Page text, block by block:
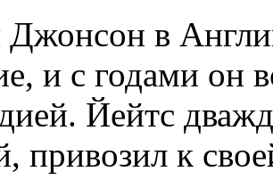
Джонсон в
и с годами он
Йейтс
привозил к